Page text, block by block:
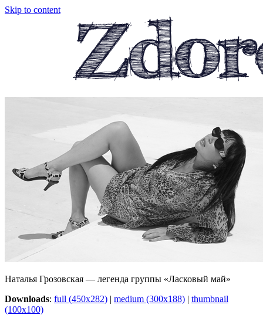
Skip to content
Наталья Грозовская — легенда группы «Ласковый май»
Downloads: full (450x282) | medium (300x188) | thumbnail
(100x100)